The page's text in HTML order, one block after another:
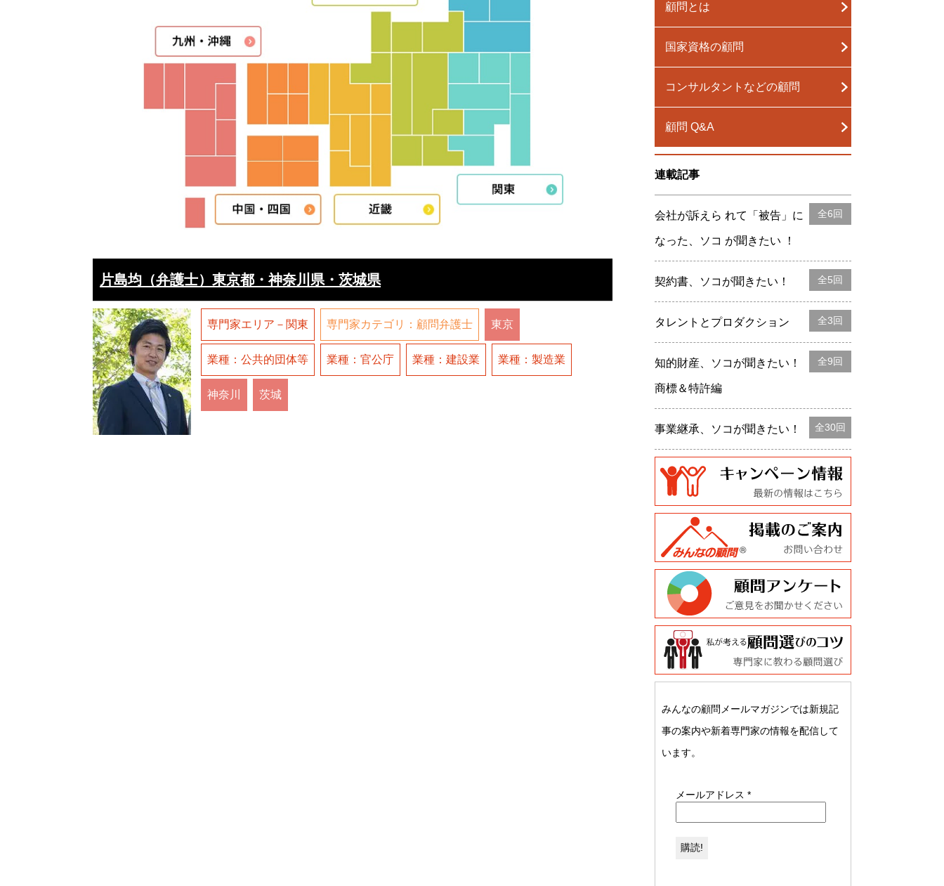
片島均（弁護士）東京都・神奈川県・茨城県
専門家エリア－関東 専門家カテゴリ：顧問弁護士 東京
業種：公共的団体等 業種：官公庁 業種：建設業 業種：製造業
神奈川 茨城
顧問とは
国家資格の顧問
コンサルタントなどの顧問
顧問 Q&A
連載記事
全6回
会社が訴えら れて「被告」に
なった、ソコ が聞きたい ！
全5回
契約書、ソコが聞きたい！
全3回
タレントとプロダクション
全9回
知的財産、ソコが聞きたい！
商標＆特許編
全30回
事業継承、ソコが聞きたい！
みんなの顧問メールマガジンでは新規記
事の案内や新着専門家の情報を配信して
います。
メールアドレス *